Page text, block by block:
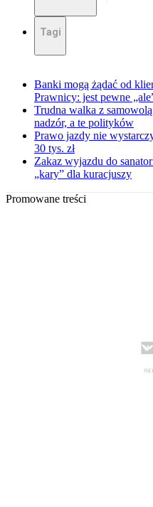
Tagi
Banki mogą żądać od
Prawnicy: jest pewne
Trudna walka z
nadzór, a te polityków
Prawo jazdy nie
30 tys. zł
Zakaz wyjazdu do
„kary” dla kuracjuszy
Promowane treści